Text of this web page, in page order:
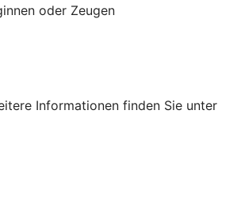
oder Zeugen
Informationen finden Sie unter